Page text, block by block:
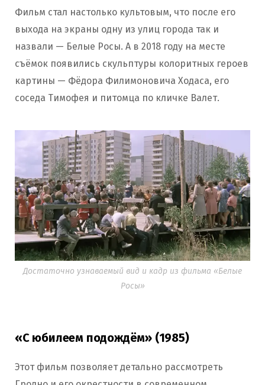
Фильм стал настолько культовым, что после его
выхода на экраны одну из улиц города так и
назвали — Белые Росы. А в 2018 году на месте
съёмок появились скульптуры колоритных героев
картины — Фёдора Филимоновича Ходаса, его
соседа Тимофея и питомца по кличке Валет.
Достаточно узнаваемый вид и кадр из фильма «Белые
Росы»
«С юбилеем подождём» (1985)
Этот фильм позволяет детально рассмотреть